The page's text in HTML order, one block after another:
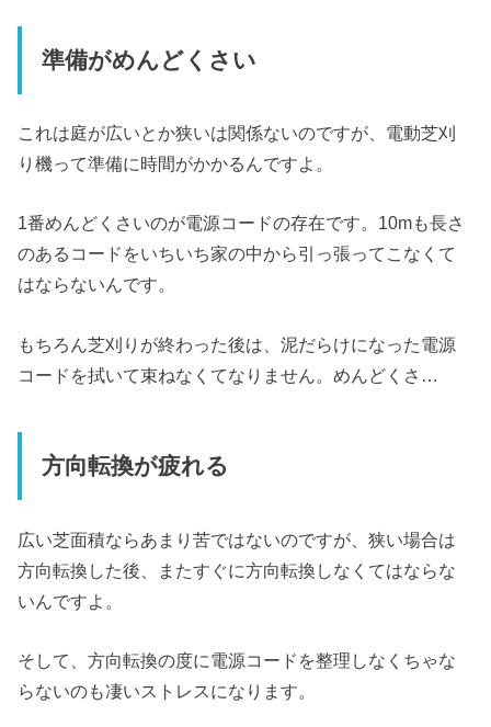
準備がめんどくさい
これは庭が広いとか狭いは関係ないのですが、電動芝刈
り機って準備に時間がかかるんですよ。
1番めんどくさいのが電源コードの存在です。10mも長さ
のあるコードをいちいち家の中から引っ張ってこなくて
はならないんです。
もちろん芝刈りが終わった後は、泥だらけになった電源
コードを拭いて束ねなくてなりません。めんどくさ…
方向転換が疲れる
広い芝面積ならあまり苦ではないのですが、狭い場合は
方向転換した後、またすぐに方向転換しなくてはならな
いんですよ。
そして、方向転換の度に電源コードを整理しなくちゃな
らないのも凄いストレスになります。